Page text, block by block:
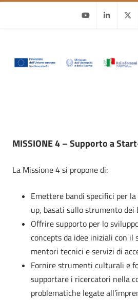
MISSIONE 4 – Supporto a
La Missione 4 si propone di:
Emettere bandi specifici per
up, basati sullo strumento dei
Offrire supporto per lo
concepts da idee iniziali con il
mentori tecnici e servizi di
Fornire strumenti culturali e
supportare i ricercatori nella
problematiche legate